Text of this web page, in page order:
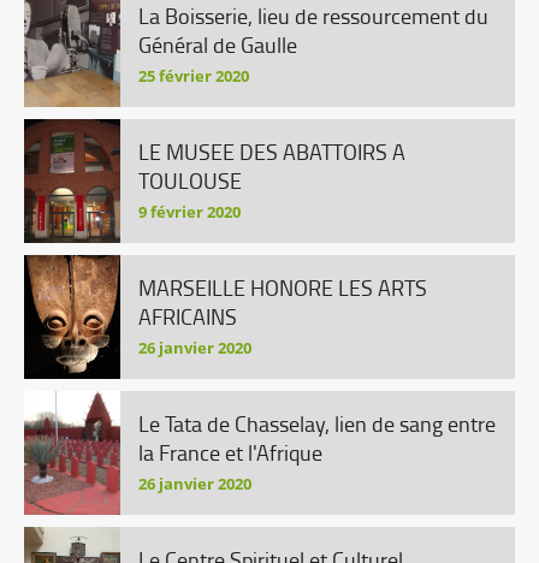
La Boisserie, lieu de ressourcement du
Général de Gaulle
25 février 2020
LE MUSEE DES ABATTOIRS A
TOULOUSE
9 février 2020
MARSEILLE HONORE LES ARTS
AFRICAINS
26 janvier 2020
Le Tata de Chasselay, lien de sang entre
la France et l'Afrique
26 janvier 2020